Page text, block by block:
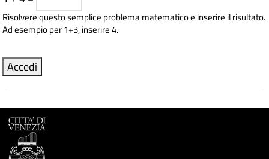
Risolvere questo semplice problema matematico e inserire il risultato.
Ad esempio per 1+3, inserire 4.